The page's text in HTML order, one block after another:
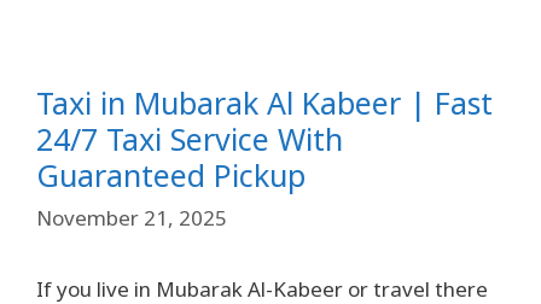
Taxi in Mubarak Al Kabeer | Fast
24/7 Taxi Service With
Guaranteed Pickup
November 21, 2025
If you live in Mubarak Al-Kabeer or travel there